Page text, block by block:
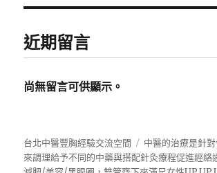
近期留言
尚無留言可供顯示。
台北中醫豐胸經驗交流空間
中醫的治療是針
來調理給予不同的中藥與搭配針灸療程促進經絡